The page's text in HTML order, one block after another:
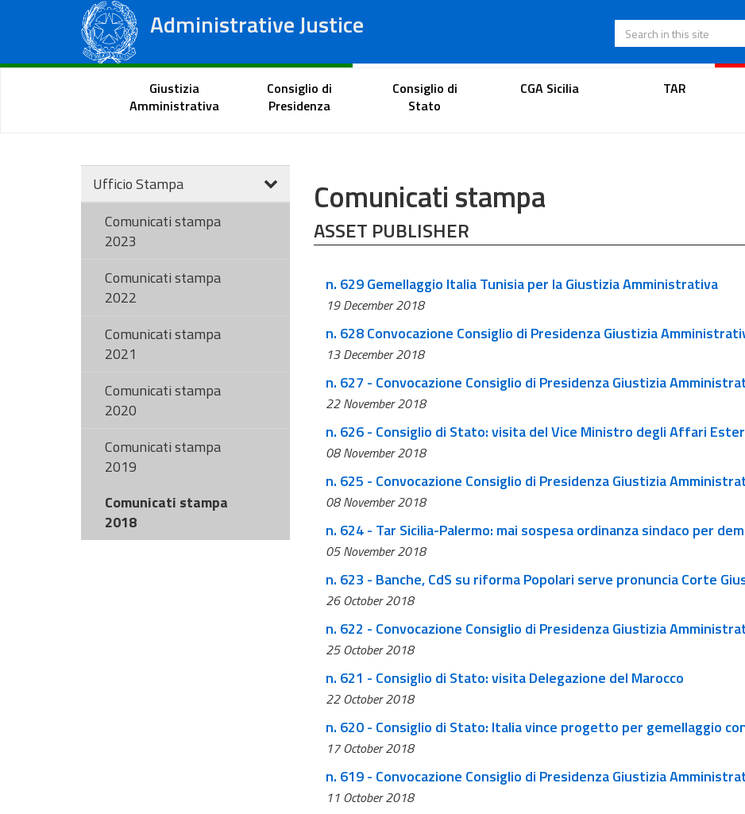
Administrative Justice
Regional Administrative Courts
Search in this site
Citizen Portal Lawyer's portal
Giustizia
Amministrativa
Consiglio di
Presidenza
Consiglio di
Stato
CGA Sicilia TAR
Ufficio Stampa
Comunicati stampa
2023
Comunicati stampa
2022
Comunicati stampa
2021
Comunicati stampa
2020
Comunicati stampa
2019
Comunicati stampa
2018
Comunicati stampa
ASSET PUBLISHER
n. 629 Gemellaggio Italia Tunisia per la Giustizia Amministrativa
19 December 2018
n. 628 Convocazione Consiglio di Presidenza Giustizia
13 December 2018
n. 627 - Convocazione Consiglio di Presidenza Giustizia
22 November 2018
n. 626 - Consiglio di Stato: visita del Vice Ministro degli Affari
08 November 2018
n. 625 - Convocazione Consiglio di Presidenza Giustizia
08 November 2018
n. 624 - Tar Sicilia-Palermo: mai sospesa ordinanza sindaco per
05 November 2018
n. 623 - Banche, CdS su riforma Popolari serve pronuncia Corte
26 October 2018
n. 622 - Convocazione Consiglio di Presidenza Giustizia
25 October 2018
n. 621 - Consiglio di Stato: visita Delegazione del Marocco
22 October 2018
n. 620 - Consiglio di Stato: Italia vince progetto per gemellaggio
17 October 2018
n. 619 - Convocazione Consiglio di Presidenza Giustizia
11 October 2018